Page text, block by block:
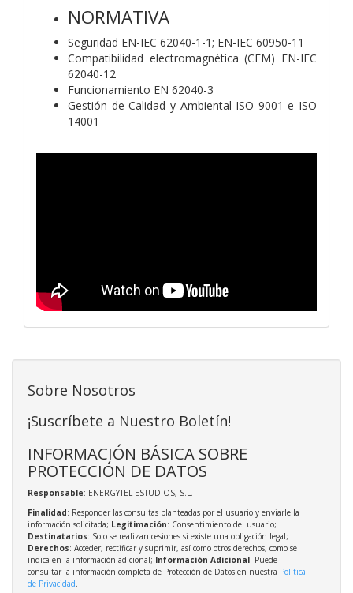
NORMATIVA
Seguridad EN-IEC 62040-1-1; EN-IEC 60950-11
Compatibilidad electromagnética (CEM) EN-IEC
62040-12
Funcionamiento EN 62040-3
Gestión de Calidad y Ambiental ISO 9001 e ISO
14001
Sobre Nosotros
¡Suscríbete a Nuestro Boletín!
INFORMACIÓN BÁSICA SOBRE
PROTECCIÓN DE DATOS
Responsable: ENERGYTEL ESTUDIOS, S.L.
Finalidad: Responder las consultas planteadas por el usuario y enviarle la
información solicitada; Legitimación: Consentimiento del usuario;
Destinatarios: Solo se realizan cesiones si existe una obligación legal;
Derechos: Acceder, rectificar y suprimir, así como otros derechos, como se
indica en la información adicional; Información Adicional: Puede
consultar la información completa de Protección de Datos en nuestra Política
de Privacidad.